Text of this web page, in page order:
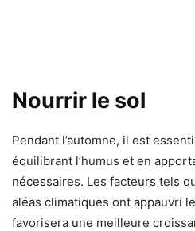
Nourrir le sol
Pendant l’automne, il est
équilibrant l’humus et en
nécessaires. Les facteurs tels
aléas climatiques ont appauvri
favorisera une meilleure